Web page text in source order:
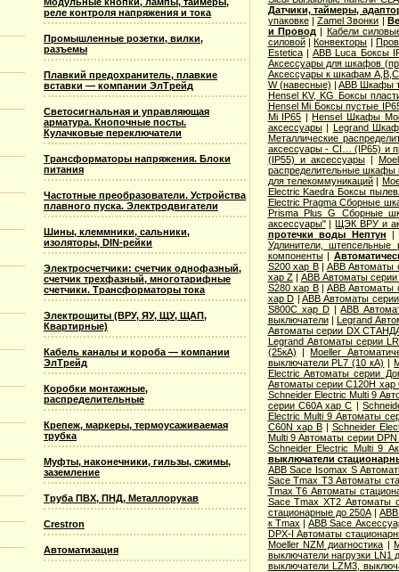
реле контроля напряжения и тока
Промышленные розетки, вилки,
разъемы
Плавкий предохранитель, плавкие
вставки — компании ЭлТрейд
Светосигнальная и управляющая
арматура. Кнопочные посты.
Кулачковые переключатели
Трансформаторы напряжения. Блоки
питания
Частотные преобразователи. Устройства
плавного пуска. Электродвигатели
Шины, клеммники, сальники,
изоляторы, DIN-рейки
Электросчетчики: счетчик однофазный,
счетчик трехфазный, многотарифные
счетчики. Трансформаторы тока
Электрощиты (ВРУ, ЯУ, ЩУ, ЩАП,
Квартирные)
Кабель каналы и короба — компании
ЭлТрейд
Коробки монтажные,
распределительные
Крепеж, маркеры, термоусаживаемая
трубка
Муфты, наконечники, гильзы, сжимы,
заземление
Труба ПВХ, ПНД, Металлорукав
Crestron
Автоматизация
Датчики, таймеры,
упаковке|Zamel Звонки |
и Провод | Кабели
силовой|Конвекторы |
Estetica| ABB Luca Боксы
Аксессуары для шкафов
Аксессуары к шкафам
W (навесные) |ABB Шкафы
Hensel KV, KG Боксы
Hensel Mi Боксы пустые
Mi IP65 |Hensel Шкафы
аксессуары| Legrand
Металлические
аксессуары - CI… (IP65) и
(IP55) и аксессуары|
распределительные
для телекоммуникаций|
Electric Kaedra Боксы
Electric Pragma Сборные
Prisma Plus G Сборные
аксессуары"|ЩЭК ВРУ и
протечки воды Нептун
Удлинители, штепсельные
компоненты|
S200 хар B| ABB Автоматы
хар Z| ABB Автоматы
S280 хар B| ABB Автоматы
хар D | ABB Автоматы
S800C хар D|ABB
выключатели| Legrand
Автоматы серии DX
Legrand Автоматы серии
(25кА) |Moeller
выключатели PL7 (10 кА) |
Electric Aвтоматы серии
Автоматы серии C120H хар
Schneider Electric Multi 9
серии C60A хар C |
Electric Multi 9 Автоматы
C60N хар B| Schneider
Multi 9 Автоматы серии
Schneider Electric Multi 9
выключатели
ABB Sace Isomax S
Sace Tmax T3 Автоматы
Tmax T6 Автоматы
Sace Tmax XT2 Автоматы
стационарные до 250А|
к Tmax | ABB Sace
DPX-I Автоматы
Moeller NZM диагностика |
выключатели нагрузки LN1
выключатели LZM3,